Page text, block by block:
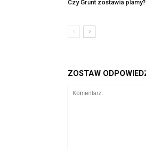
Czy Grunt zostawia plamy?
ZOSTAW